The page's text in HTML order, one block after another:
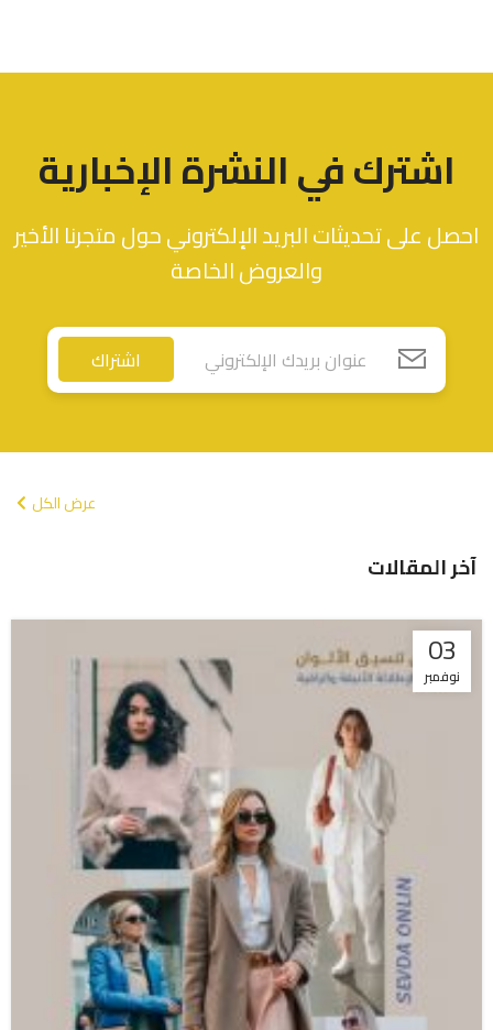
اشترك في النشرة الإخبارية
احصل على تحديثات البريد الإلكتروني حول متجرنا الأخير
والعروض الخاصة
اشتراك
عرض الكل
آخر المقالات
03
نوفمبر